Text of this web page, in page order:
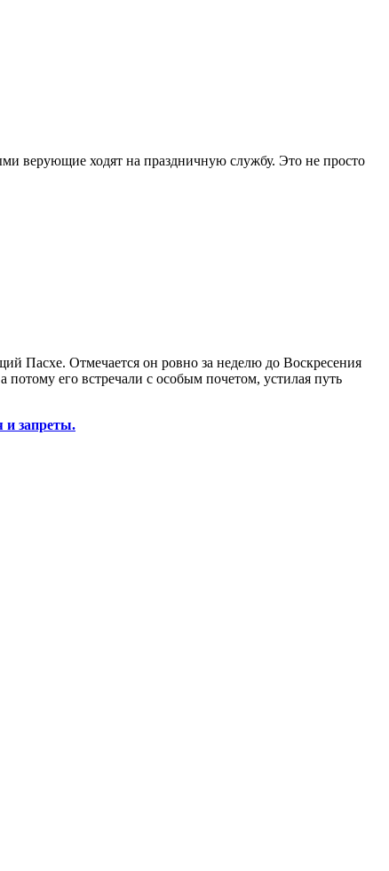
верующие ходят на праздничную службу. Это не просто
Пасхе. Отмечается он ровно за неделю до Воскресения
его встречали с особым почетом, устилая путь
и запреты.